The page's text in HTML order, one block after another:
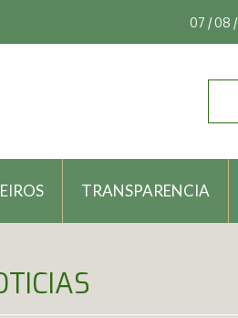
07 / 08
TRANSPARENCIA